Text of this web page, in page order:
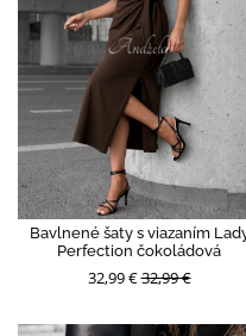
Bavlnené šaty s viazaním
Perfection čokoládová
32,99 €32,99 €